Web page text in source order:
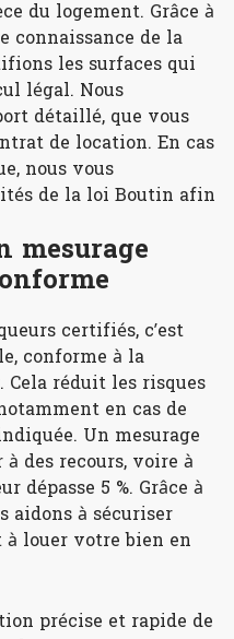
du logement. Grâce à
connaissance de la
les surfaces qui
légal. Nous
détaillé, que vous
de location. En cas
nous vous
de la loi Boutin afin
mesurage
certifiés, c’est
conforme à la
réduit les risques
en cas de
Un mesurage
des recours, voire à
dépasse 5 %. Grâce à
aidons à sécuriser
louer votre bien en
précise et rapide de